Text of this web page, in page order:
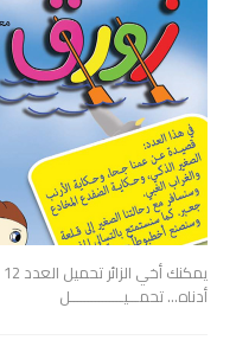
أدناه… تحمـــيـــــــــــــــل